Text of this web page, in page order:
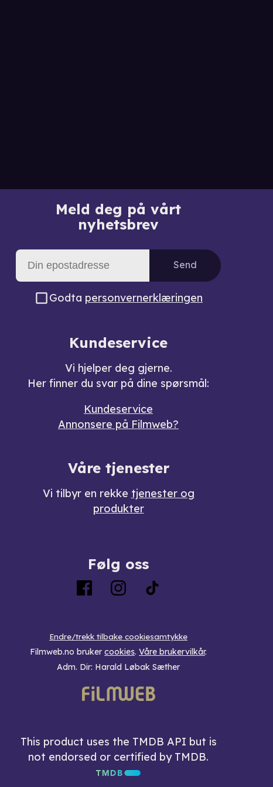
Meld deg på vårt
nyhetsbrev
Send
Godta personvernerklæringen
Kundeservice
Vi hjelper deg gjerne.
Her finner du svar på dine spørsmål:
Kundeservice
Annonsere på Filmweb?
Våre tjenester
Vi tilbyr en rekke tjenester og
produkter
Følg oss
Endre/trekk tilbake cookiesamtykke
Filmweb.no bruker cookies. Våre brukervilkår.
Adm. Dir: Harald Løbak Sæther
This product uses the TMDB API but is
not endorsed or certified by TMDB.